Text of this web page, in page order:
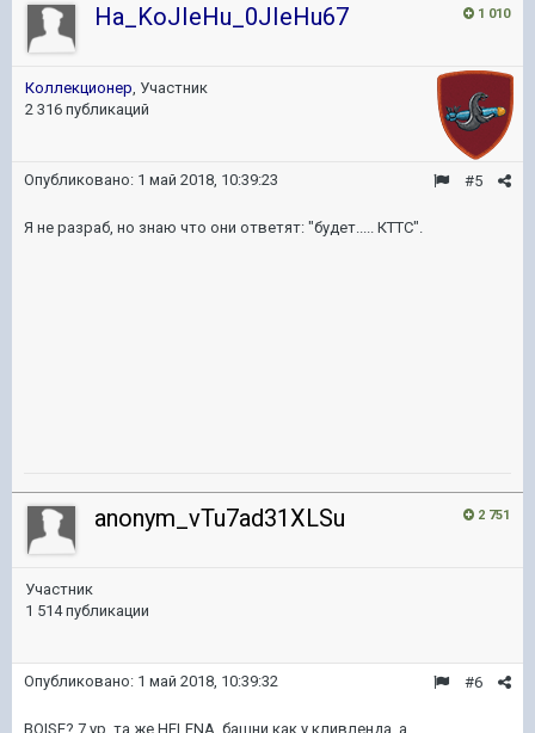
1 010
Ha_KoJIeHu_0JIeHu67
Коллекционер, Участник
2 316 публикаций
#5
Опубликовано: 1 май 2018, 10:39:23
Я не разраб, но знаю что они ответят: "будет..... КТТС".
2 751
anonym_vTu7ad31XLSu
Участник
1 514 публикации
#6
Опубликовано: 1 май 2018, 10:39:32
BOISE? 7 ур. та же HELENA, башни как у кливленда, а